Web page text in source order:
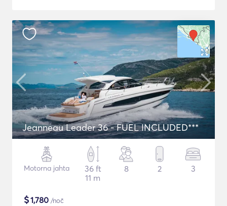
Jeanneau Leader 36 - FUEL INCLUDED***
Motorna jahta
36 ft
11 m
8 2 3
$1,780 /noč